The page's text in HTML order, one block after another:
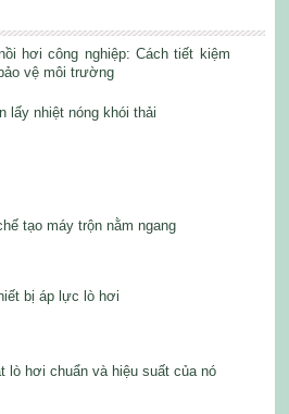
hơi công nghiệp: Cách tiết kiệm
vệ môi trường
lấy nhiệt nóng khói thải
tạo máy trộn nằm ngang
bị áp lực lò hơi
lò hơi chuẩn và hiệu suất của nó